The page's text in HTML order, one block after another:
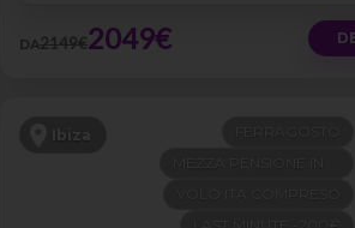
DA2149€2049€
Ibiza